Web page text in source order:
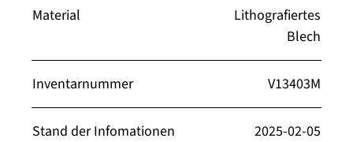
Material
Lithografiertes
Blech
Inventarnummer V13403M
Stand der Infomationen
2025-02-05